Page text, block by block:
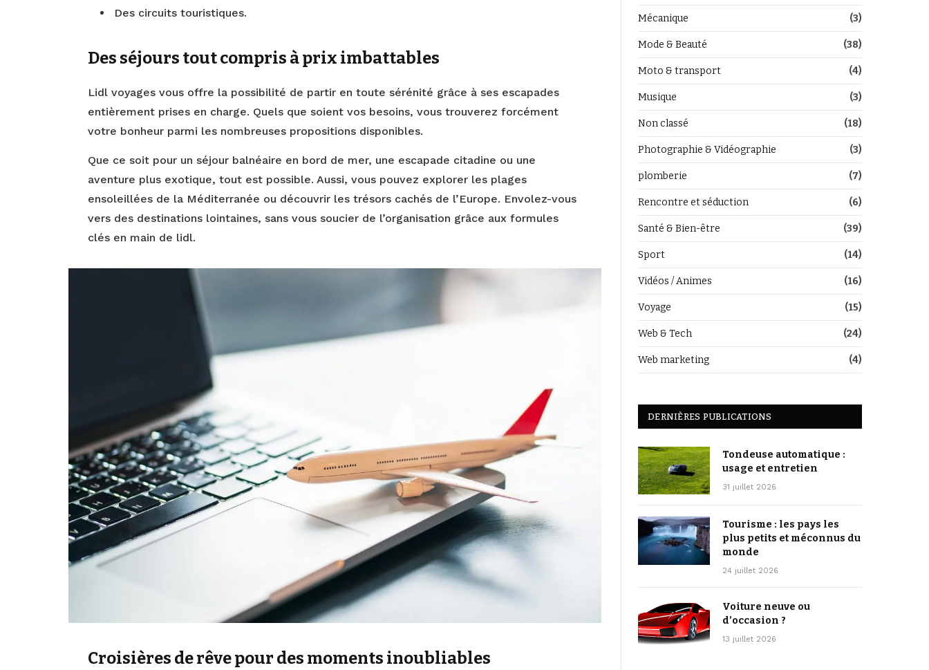
Des circuits touristiques.
Des séjours tout compris à prix imbattables
Lidl voyages vous offre la possibilité de partir en toute sérénité grâce à ses escapades
entièrement prises en charge. Quels que soient vos besoins, vous trouverez forcément
votre bonheur parmi les nombreuses propositions disponibles.
Que ce soit pour un séjour balnéaire en bord de mer, une escapade citadine ou une
aventure plus exotique, tout est possible. Aussi, vous pouvez explorer les plages
ensoleillées de la Méditerranée ou découvrir les trésors cachés de l’Europe. Envolez-vous
vers des destinations lointaines, sans vous soucier de l’organisation grâce aux formules
clés en main de lidl.
Croisières de rêve pour des moments inoubliables
Mécanique (3)
Mode & Beauté (38)
Moto & transport (4)
Musique (3)
Non classé (18)
Photographie & Vidéographie (3)
plomberie (7)
Rencontre et séduction (6)
Santé & Bien-être (39)
Sport (14)
Vidéos / Animes (16)
Voyage (15)
Web & Tech (24)
Web marketing (4)
DERNIÈRES PUBLICATIONS
Tondeuse automatique :
usage et entretien
31 juillet 2026
Tourisme : les pays les
plus petits et méconnus du
monde
24 juillet 2026
Voiture neuve ou
d’occasion ?
13 juillet 2026